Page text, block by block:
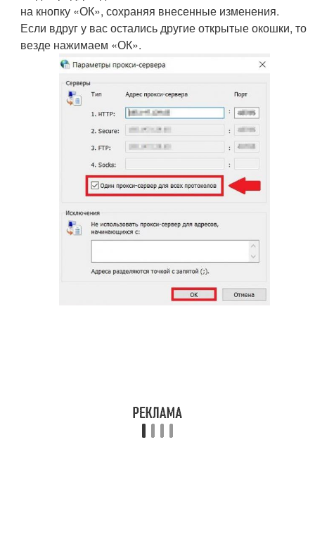
на кнопку «ОК», сохраняя внесенные изменения.
Если вдруг у вас остались другие открытые окошки, то
везде нажимаем «ОК».